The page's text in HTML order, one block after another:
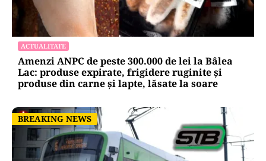
ACTUALITATE
Amenzi ANPC de peste 300.000 de lei la Bâlea
Lac: produse expirate, frigidere ruginite și
produse din carne și lapte, lăsate la soare
BREAKING NEWS
BREAKING NEWS